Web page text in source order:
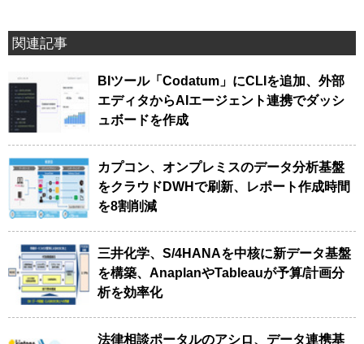
関連記事
BIツール「Codatum」にCLIを追加、外部
エディタからAIエージェント連携でダッシ
ュボードを作成
カプコン、オンプレミスのデータ分析基盤
をクラウドDWHで刷新、レポート作成時間
を8割削減
三井化学、S/4HANAを中核に新データ基盤
を構築、AnaplanやTableauが予算/計画分
析を効率化
法律相談ポータルのアシロ、データ連携基